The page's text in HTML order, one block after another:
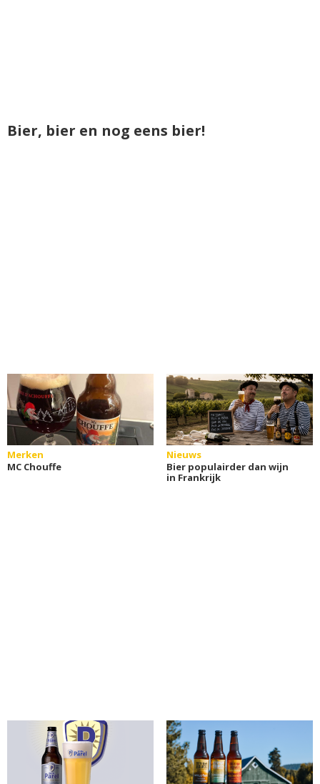
Bier, bier en nog eens bier!
Merken
MC Chouffe
Nieuws
Bier populairder dan wijn
in Frankrijk